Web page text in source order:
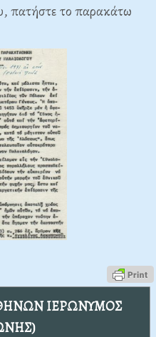
πατήστε το παρακάτω
ΙΕΡΩΝΥΜΟΣ